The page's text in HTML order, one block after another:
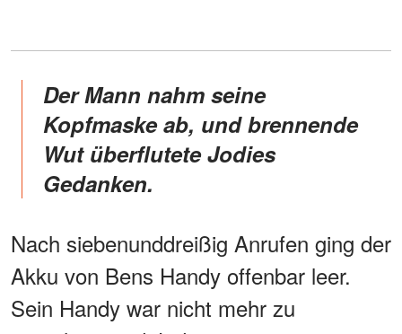
Der Mann nahm seine
Kopfmaske ab, und brennende
Wut überflutete Jodies
Gedanken.
Nach siebenunddreißig Anrufen ging der
Akku von Bens Handy offenbar leer.
Sein Handy war nicht mehr zu